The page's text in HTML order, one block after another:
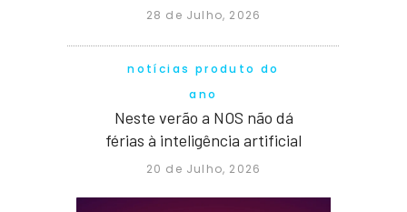
28 de Julho, 2026
notícias produto do
ano
Neste verão a NOS não dá
férias à inteligência artificial
20 de Julho, 2026